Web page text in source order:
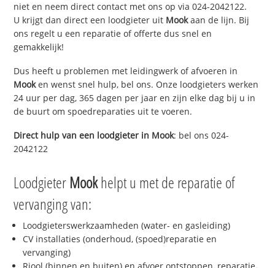
niet en neem direct contact met ons op via 024-2042122.
U krijgt dan direct een loodgieter uit Mookaan de lijn. Bij
ons regelt u een reparatie of offerte dus snel en
gemakkelijk!
Dus heeft u problemen met leidingwerk of afvoeren in
Mooken wenst snel hulp, bel ons. Onze loodgieters werken
24 uur per dag, 365 dagen per jaar en zijn elke dag bij u in
de buurt om spoedreparaties uit te voeren.
Direct hulp van een loodgieter in Mook: bel ons 024-
2042122
Loodgieter Mookhelpt u met de reparatie of
vervanging van:
Loodgieterswerkzaamheden (water- en gasleiding)
CV installaties (onderhoud, (spoed)reparatie en
vervanging)